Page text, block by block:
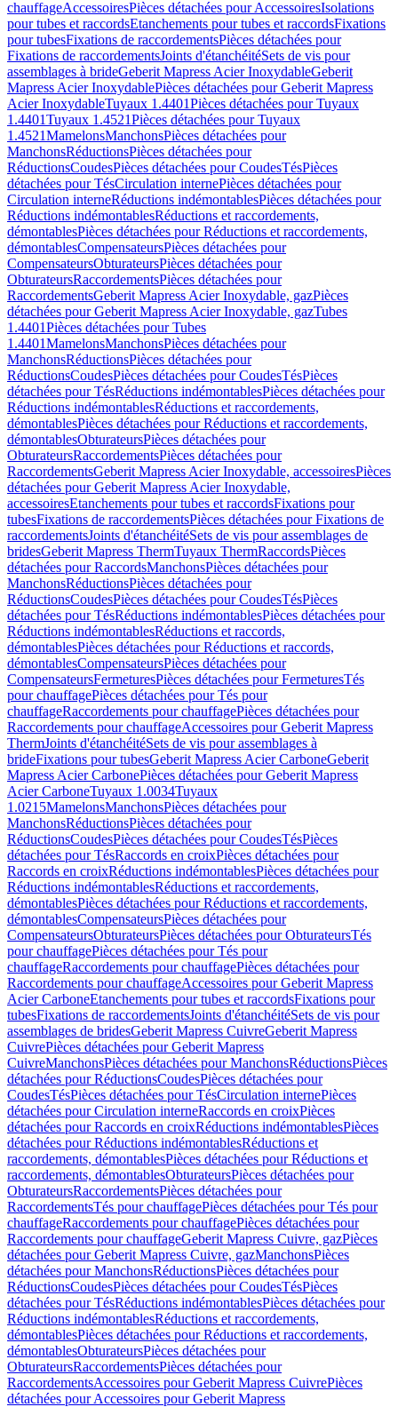
chauffageAccessoiresPièces détachées pour AccessoiresIsolations
pour tubes et raccordsEtanchements pour tubes et raccordsFixations
pour tubesFixations de raccordementsPièces détachées pour
Fixations de raccordementsJoints d'étanchéitéSets de vis pour
assemblages à brideGeberit Mapress Acier InoxydableGeberit
Mapress Acier InoxydablePièces détachées pour Geberit Mapress
Acier InoxydableTuyaux 1.4401Pièces détachées pour Tuyaux
1.4401Tuyaux 1.4521Pièces détachées pour Tuyaux
1.4521MamelonsManchonsPièces détachées pour
ManchonsRéductionsPièces détachées pour
RéductionsCoudesPièces détachées pour CoudesTésPièces
détachées pour TésCirculation internePièces détachées pour
Circulation interneRéductions indémontablesPièces détachées pour
Réductions indémontablesRéductions et raccordements,
démontablesPièces détachées pour Réductions et raccordements,
démontablesCompensateursPièces détachées pour
CompensateursObturateursPièces détachées pour
ObturateursRaccordementsPièces détachées pour
RaccordementsGeberit Mapress Acier Inoxydable, gazPièces
détachées pour Geberit Mapress Acier Inoxydable, gazTubes
1.4401Pièces détachées pour Tubes
1.4401MamelonsManchonsPièces détachées pour
ManchonsRéductionsPièces détachées pour
RéductionsCoudesPièces détachées pour CoudesTésPièces
détachées pour TésRéductions indémontablesPièces détachées pour
Réductions indémontablesRéductions et raccordements,
démontablesPièces détachées pour Réductions et raccordements,
démontablesObturateursPièces détachées pour
ObturateursRaccordementsPièces détachées pour
RaccordementsGeberit Mapress Acier Inoxydable, accessoiresPièces
détachées pour Geberit Mapress Acier Inoxydable,
accessoiresEtanchements pour tubes et raccordsFixations pour
tubesFixations de raccordementsPièces détachées pour Fixations de
raccordementsJoints d'étanchéitéSets de vis pour assemblages de
bridesGeberit Mapress ThermTuyaux ThermRaccordsPièces
détachées pour RaccordsManchonsPièces détachées pour
ManchonsRéductionsPièces détachées pour
RéductionsCoudesPièces détachées pour CoudesTésPièces
détachées pour TésRéductions indémontablesPièces détachées pour
Réductions indémontablesRéductions et raccords,
démontablesPièces détachées pour Réductions et raccords,
démontablesCompensateursPièces détachées pour
CompensateursFermeturesPièces détachées pour FermeturesTés
pour chauffagePièces détachées pour Tés pour
chauffageRaccordements pour chauffagePièces détachées pour
Raccordements pour chauffageAccessoires pour Geberit Mapress
ThermJoints d'étanchéitéSets de vis pour assemblages à
brideFixations pour tubesGeberit Mapress Acier CarboneGeberit
Mapress Acier CarbonePièces détachées pour Geberit Mapress
Acier CarboneTuyaux 1.0034Tuyaux
1.0215MamelonsManchonsPièces détachées pour
ManchonsRéductionsPièces détachées pour
RéductionsCoudesPièces détachées pour CoudesTésPièces
détachées pour TésRaccords en croixPièces détachées pour
Raccords en croixRéductions indémontablesPièces détachées pour
Réductions indémontablesRéductions et raccordements,
démontablesPièces détachées pour Réductions et raccordements,
démontablesCompensateursPièces détachées pour
CompensateursObturateursPièces détachées pour ObturateursTés
pour chauffagePièces détachées pour Tés pour
chauffageRaccordements pour chauffagePièces détachées pour
Raccordements pour chauffageAccessoires pour Geberit Mapress
Acier CarboneEtanchements pour tubes et raccordsFixations pour
tubesFixations de raccordementsJoints d'étanchéitéSets de vis pour
assemblages de bridesGeberit Mapress CuivreGeberit Mapress
CuivrePièces détachées pour Geberit Mapress
CuivreManchonsPièces détachées pour ManchonsRéductionsPièces
détachées pour RéductionsCoudesPièces détachées pour
CoudesTésPièces détachées pour TésCirculation internePièces
détachées pour Circulation interneRaccords en croixPièces
détachées pour Raccords en croixRéductions indémontablesPièces
détachées pour Réductions indémontablesRéductions et
raccordements, démontablesPièces détachées pour Réductions et
raccordements, démontablesObturateursPièces détachées pour
ObturateursRaccordementsPièces détachées pour
RaccordementsTés pour chauffagePièces détachées pour Tés pour
chauffageRaccordements pour chauffagePièces détachées pour
Raccordements pour chauffageGeberit Mapress Cuivre, gazPièces
détachées pour Geberit Mapress Cuivre, gazManchonsPièces
détachées pour ManchonsRéductionsPièces détachées pour
RéductionsCoudesPièces détachées pour CoudesTésPièces
détachées pour TésRéductions indémontablesPièces détachées pour
Réductions indémontablesRéductions et raccordements,
démontablesPièces détachées pour Réductions et raccordements,
démontablesObturateursPièces détachées pour
ObturateursRaccordementsPièces détachées pour
RaccordementsAccessoires pour Geberit Mapress CuivrePièces
détachées pour Accessoires pour Geberit Mapress